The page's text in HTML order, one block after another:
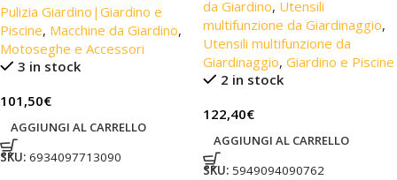
Pulizia Giardino|Giardino e
Piscine, Macchine da Giardino,
Motoseghe e Accessori
3 in stock
101,50€
AGGIUNGI AL CARRELLO
SKU: 6934097713090
da Giardino, Utensili
multifunzione da Giardinaggio,
Utensili multifunzione da
Giardinaggio, Giardino e Piscine
2 in stock
122,40€
AGGIUNGI AL CARRELLO
SKU: 5949094090762